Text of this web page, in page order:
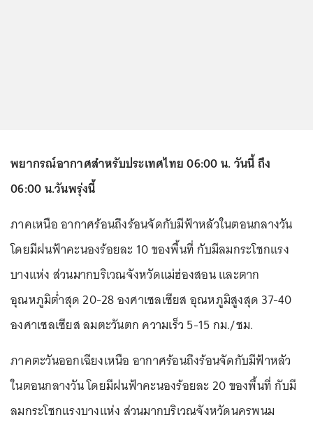
พยากรณ์อากาศสำหรับประเทศไทย 06:00 น. วันนี้ ถึง
06:00 น.วันพรุ่งนี้
ภาคเหนือ อากาศร้อนถึงร้อนจัดกับมีฟ้าหลัวในตอนกลางวัน
โดยมีฝนฟ้าคะนองร้อยละ 10 ของพื้นที่ กับมีลมกระโชกแรง
บางแห่ง ส่วนมากบริเวณจังหวัดแม่ฮ่องสอน และตาก
อุณหภูมิต่ำสุด 20-28 องศาเซลเซียส อุณหภูมิสูงสุด 37-40
องศาเซลเซียส ลมตะวันตก ความเร็ว 5-15 กม./ชม.
ภาคตะวันออกเฉียงเหนือ อากาศร้อนถึงร้อนจัดกับมีฟ้าหลัว
ในตอนกลางวัน โดยมีฝนฟ้าคะนองร้อยละ 20 ของพื้นที่ กับมี
ลมกระโชกแรงบางแห่ง ส่วนมากบริเวณจังหวัดนครพนม